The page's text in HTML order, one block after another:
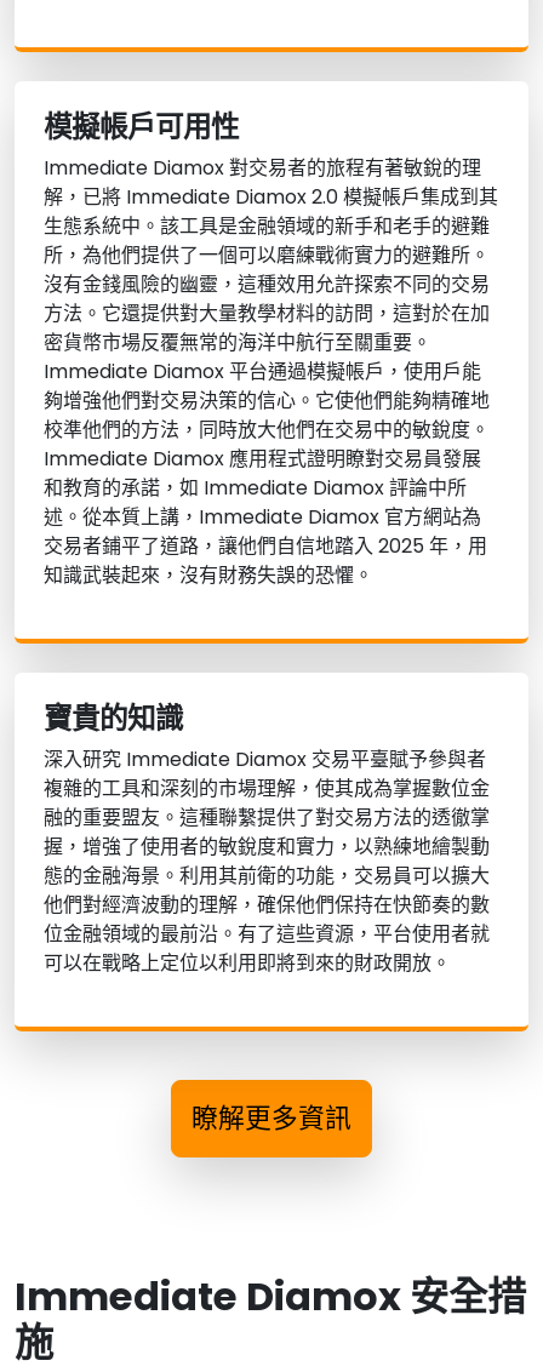
模擬帳戶可用性
Immediate Diamox 對交易者的旅程有著敏銳的理
解，已將 Immediate Diamox 2.0 模擬帳戶集成到其
生態系統中。該工具是金融領域的新手和老手的避難
所，為他們提供了一個可以磨練戰術實力的避難所。
沒有金錢風險的幽靈，這種效用允許探索不同的交易
方法。它還提供對大量教學材料的訪問，這對於在加
密貨幣市場反覆無常的海洋中航行至關重要。
Immediate Diamox 平台通過模擬帳戶，使用戶能
夠增強他們對交易決策的信心。它使他們能夠精確地
校準他們的方法，同時放大他們在交易中的敏銳度。
Immediate Diamox 應用程式證明瞭對交易員發展
和教育的承諾，如 Immediate Diamox 評論中所
述。從本質上講，Immediate Diamox 官方網站為
交易者鋪平了道路，讓他們自信地踏入 2025 年，用
知識武裝起來，沒有財務失誤的恐懼。
寶貴的知識
深入研究 Immediate Diamox 交易平臺賦予參與者
複雜的工具和深刻的市場理解，使其成為掌握數位金
融的重要盟友。這種聯繫提供了對交易方法的透徹掌
握，增強了使用者的敏銳度和實力，以熟練地繪製動
態的金融海景。利用其前衛的功能，交易員可以擴大
他們對經濟波動的理解，確保他們保持在快節奏的數
位金融領域的最前沿。有了這些資源，平台使用者就
可以在戰略上定位以利用即將到來的財政開放。
瞭解更多資訊
Immediate Diamox 安全措
施